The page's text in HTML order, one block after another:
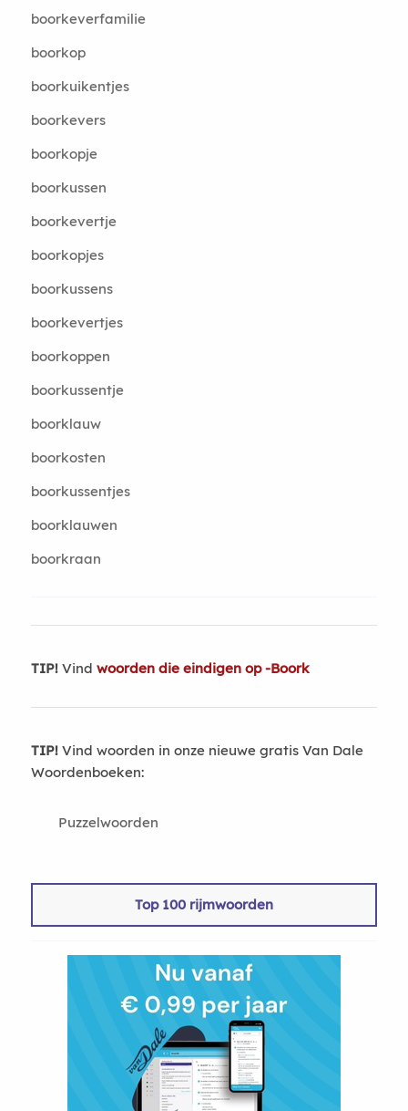
boorkeverfamilie
boorkop
boorkuikentjes
boorkevers
boorkopje
boorkussen
boorkevertje
boorkopjes
boorkussens
boorkevertjes
boorkoppen
boorkussentje
boorklauw
boorkosten
boorkussentjes
boorklauwen
boorkraan
TIP!Vind woorden die eindigen op -Boork
TIP!Vind woorden in onze nieuwe gratis Van Dale
Woordenboeken:
Puzzelwoorden
Top 100 rijmwoorden